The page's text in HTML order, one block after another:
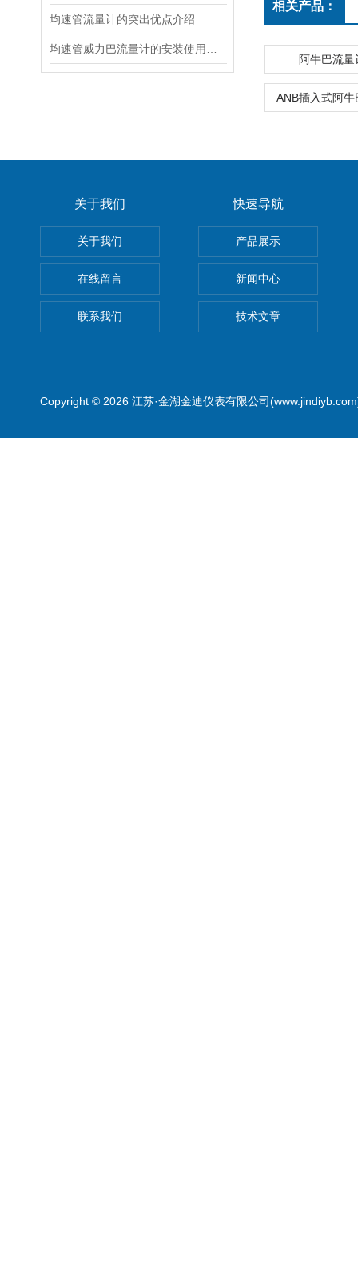
均速管流量计的突出优点介绍
相关产品：
阿牛巴流
ANB插入式阿
关于我们
关于我们
在线留言
联系我们
快速导航
产品展示
新闻中心
技术文章
Copyright © 2026 江苏·金湖金迪仪表有限公司